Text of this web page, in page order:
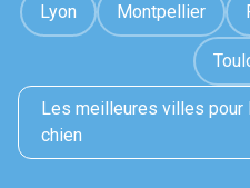
Lyon Montpellier
Les meilleures villes pour
chien